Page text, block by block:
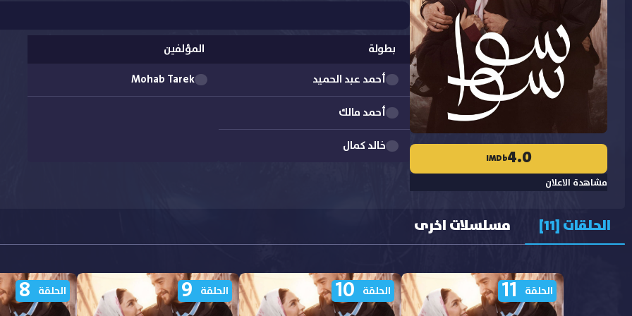
4.0
IMDb
مشاهدة الاعلان
بطولة
أحمد عبد الحميد
أحمد مالك
خالد كمال
هدى المفتي
المؤلفين
Mohab Tarek
الحلقات [11] مسلسلات اخرى
الحلقة 11 الحلقة 10 الحلقة 9 الحلقة 8